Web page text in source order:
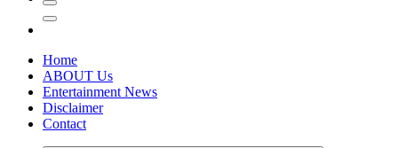
Home
ABOUT Us
Entertainment News
Disclaimer
Contact